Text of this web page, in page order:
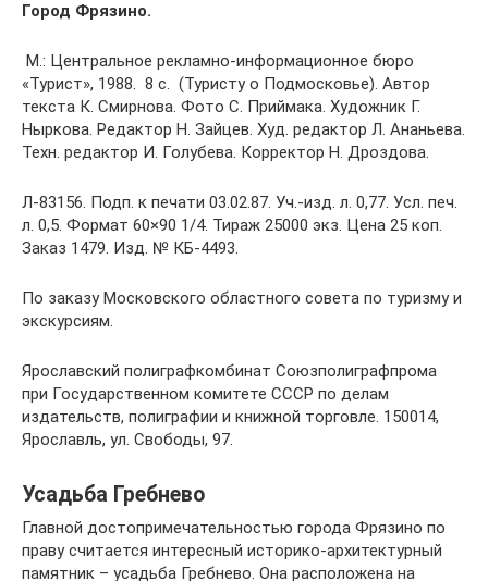
Город Фрязино.
 М.: Центральное рекламно-информационное бюро
«Турист», 1988.  8 с.  (Туристу о Подмосковье). Автор
текста К. Смирнова. Фото С. Приймака. Художник Г.
Ныркова. Редактор Н. Зайцев. Худ. редактор Л. Ананьева.
Техн. редактор И. Голубева. Корректор Н. Дроздова.
Л-83156. Подп. к печати 03.02.87. Уч.-изд. л. 0,77. Усл. печ.
л. 0,5. Формат 60×90 1/4. Тираж 25000 экз. Цена 25 коп.
Заказ 1479. Изд. № КБ-4493.
По заказу Московского областного совета по туризму и
экскурсиям.
Ярославский полиграфкомбинат Союзполиграфпрома
при Государственном комитете СССР по делам
издательств, полиграфии и книжной торговле. 150014,
Ярославль, ул. Свободы, 97.
Усадьба Гребнево
Главной достопримечательностью города Фрязино по
праву считается интересный историко-архитектурный
памятник – усадьба Гребнево. Она расположена на